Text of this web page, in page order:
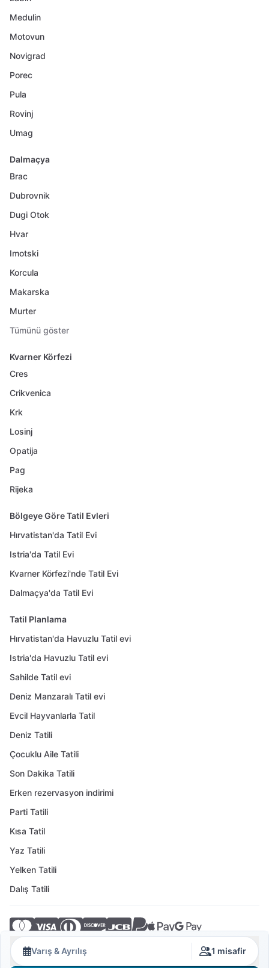
Varış & Ayrılış 1 misafir
Medulin
Motovun
Novigrad
Porec
Pula
Rovinj
Umag
Dalmaçya
Brac
Dubrovnik
Dugi Otok
Hvar
Imotski
Korcula
Makarska
Murter
Tümünü göster
Kvarner Körfezi
Cres
Crikvenica
Krk
Losinj
Opatija
Pag
Rijeka
Bölgeye Göre Tatil Evleri
Hırvatistan'da Tatil Evi
Istria'da Tatil Evi
Kvarner Körfezi'nde Tatil Evi
Dalmaçya'da Tatil Evi
Tatil Planlama
Hırvatistan'da Havuzlu Tatil evi
Istria'da Havuzlu Tatil evi
Sahilde Tatil evi
Deniz Manzaralı Tatil evi
Evcil Hayvanlarla Tatil
Deniz Tatili
Çocuklu Aile Tatili
Son Dakika Tatili
Erken rezervasyon indirimi
Parti Tatili
Kısa Tatil
Yaz Tatili
Yelken Tatili
Dalış Tatili
© 2026 Crovillas GmbH